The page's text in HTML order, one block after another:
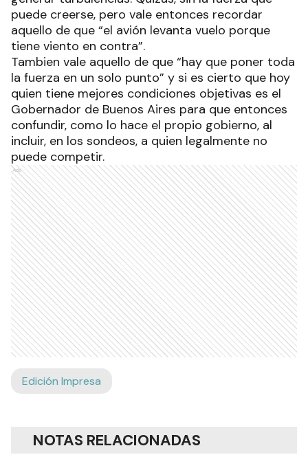
puede creerse, pero vale entonces recordar
aquello de que “el avión levanta vuelo porque
tiene viento en contra”.
Tambien vale aquello de que “hay que poner toda
la fuerza en un solo punto” y si es cierto que hoy
quien tiene mejores condiciones objetivas es el
Gobernador de Buenos Aires para que entonces
confundir, como lo hace el propio gobierno, al
incluir, en los sondeos, a quien legalmente no
puede competir.
Ads
Edición Impresa
NOTAS RELACIONADAS